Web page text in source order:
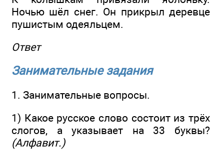
Ночью шёл снег. Он прикрыл деревце
пушистым одеяльцем.
Ответ
Занимательные задания
1. Занимательные вопросы.
1) Какое русское слово состоит из трёх
слогов, а указывает на 33 буквы?
(Алфавит.)